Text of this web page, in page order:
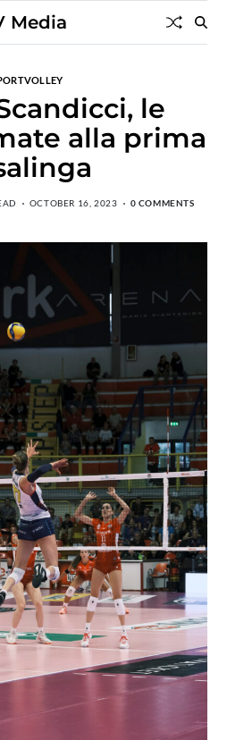
Media
VOLLEY
le
alla prima
OCTOBER 16, 2023 0 COMMENTS